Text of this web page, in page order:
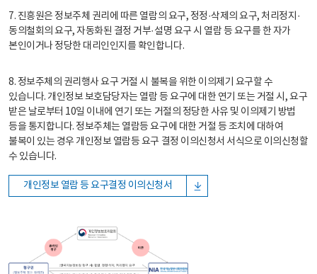
7. 진흥원은 정보주체 권리에 따른 열람의 요구, 정정·삭제의 요구, 처리정지·
동의철회의 요구, 자동화된 결정 거부·설명 요구 시 열람 등 요구를 한 자가
본인이거나 정당한 대리인인지를 확인합니다.
8. 정보주체의 권리행사 요구 거절 시 불복을 위한 이의제기 요구할 수
있습니다. 개인정보 보호담당자는 열람 등 요구에 대한 연기 또는 거절 시, 요구
받은 날로부터 10일 이내에 연기 또는 거절의 정당한 사유 및 이의제기 방법
등을 통지합니다. 정보주체는 열람등 요구에 대한 거절 등 조치에 대하여
불복이 있는 경우 개인정보 열람등 요구 결정 이의신청서 서식으로 이의신청할
수 있습니다.
개인정보 열람 등 요구결정 이의신청서